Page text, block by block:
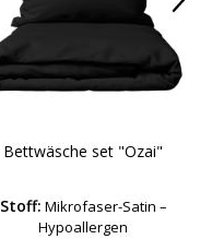
Bettwäsche set "Ozai"
Stoff: Mikrofaser-Satin –
Hypoallergen